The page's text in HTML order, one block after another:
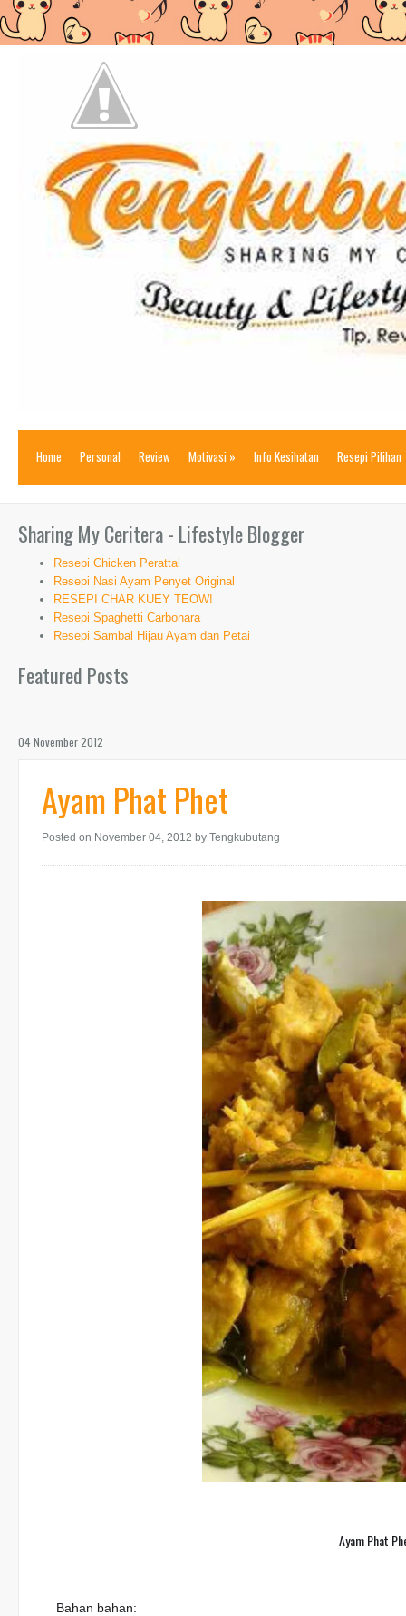
Home Personal Review Motivasi » Info Kesihatan Resepi Pilihan
Sharing My Ceritera - Lifestyle Blogger
Resepi Chicken Perattal
Resepi Nasi Ayam Penyet Original
RESEPI CHAR KUEY TEOW!
Resepi Spaghetti Carbonara
Resepi Sambal Hijau Ayam dan Petai
Featured Posts
04 November 2012
Ayam Phat Phet
Posted on November 04, 2012 by Tengkubutang
Ayam Phat
Bahan bahan: